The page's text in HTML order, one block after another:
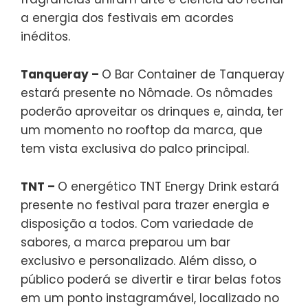
a energia dos festivais em acordes
inéditos.
Tanqueray – O Bar Container de Tanqueray
estará presente no Nômade. Os nômades
poderão aproveitar os drinques e, ainda, ter
um momento no rooftop da marca, que
tem vista exclusiva do palco principal.
TNT – O energético TNT Energy Drink estará
presente no festival para trazer energia e
disposição a todos. Com variedade de
sabores, a marca preparou um bar
exclusivo e personalizado. Além disso, o
público poderá se divertir e tirar belas fotos
em um ponto instagramável, localizado no